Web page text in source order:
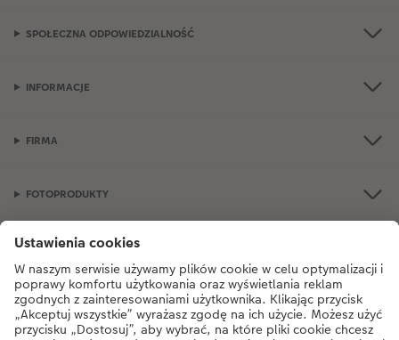
SPOŁECZNA ODPOWIEDZIALNOŚĆ
INFORMACJE
FIRMA
FOTOPRODUKTY
OKAZJE I FOTOPREZENTY